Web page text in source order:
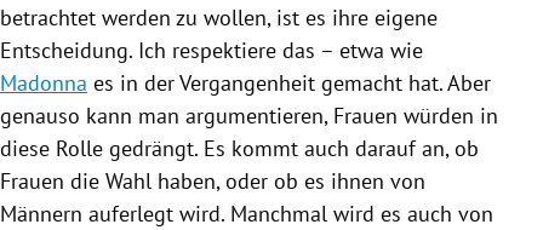
betrachtet werden zu wollen, ist es ihre eigene
Entscheidung. Ich respektiere das – etwa wie
Madonna es in der Vergangenheit gemacht hat. Aber
genauso kann man argumentieren, Frauen würden in
diese Rolle gedrängt. Es kommt auch darauf an, ob
Frauen die Wahl haben, oder ob es ihnen von
Männern auferlegt wird. Manchmal wird es auch von